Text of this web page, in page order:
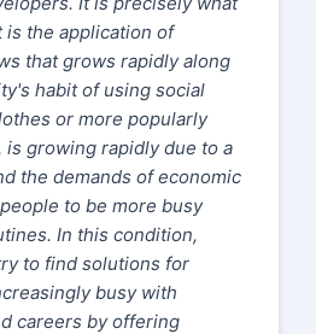
the application of
that grows rapidly along
habit of using social
or more popularly
is growing rapidly due to a
the demands of economic
to be more busy
In this condition,
to find solutions for
busy with
careers by offering